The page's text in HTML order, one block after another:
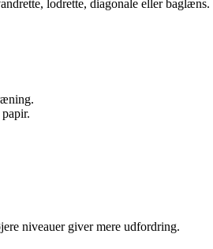
lodrette, diagonale eller baglæns.
niveauer giver mere udfordring.